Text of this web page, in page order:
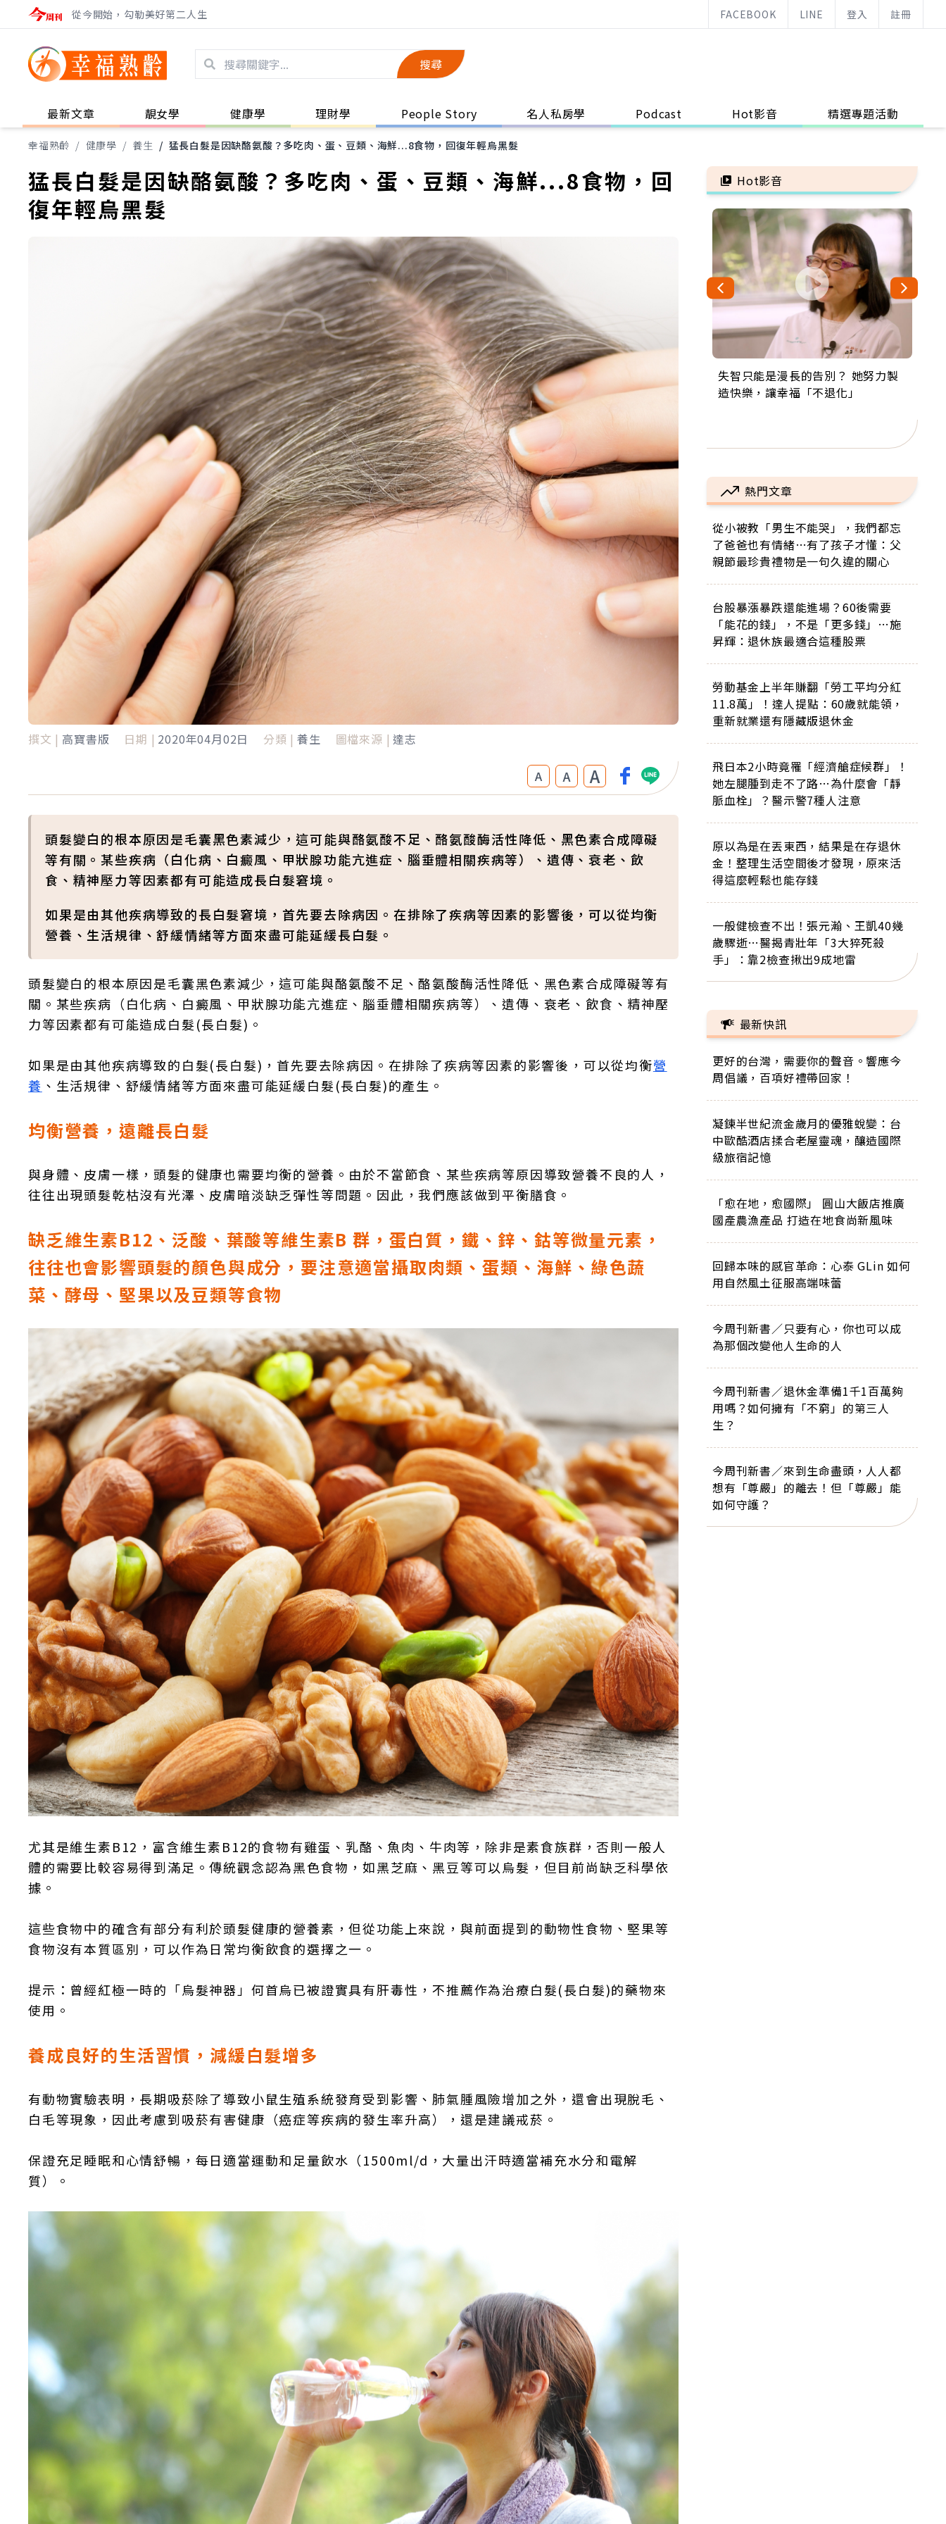
從今開始，勾勒美好第二人生 FACEBOOK LINE 登入 註冊
搜尋
最新文章 靚女學 健康學 理財學 People Story 名人私房學 Podcast Hot影音 精選專題活動
幸福熟齡 / 健康學 / 養生 / 猛長白髮是因缺酪氨酸？多吃肉、蛋、豆類、海鮮...8食物，回復年輕烏黑髮
猛長白髮是因缺酪氨酸？多吃肉、蛋、豆類、海鮮...8食物，回
復年輕烏黑髮
撰文 | 高寶書版 日期 | 2020年04月02日 分類 | 養生 圖檔來源 | 達志
A A A
頭髮變白的根本原因是毛囊黑色素減少，這可能與酪氨酸不足、酪氨酸酶活性降低、黑色素合成障礙
等有關。某些疾病（白化病、白癜風、甲狀腺功能亢進症、腦垂體相關疾病等）、遺傳、衰老、飲
食、精神壓力等因素都有可能造成長白髮窘境。
如果是由其他疾病導致的長白髮窘境，首先要去除病因。在排除了疾病等因素的影響後，可以從均衡
營養、生活規律、舒緩情緒等方面來盡可能延緩長白髮。
頭髮變白的根本原因是毛囊黑色素減少，這可能與酪氨酸不足、酪氨酸酶活性降低、黑色素合成障礙等有
關。某些疾病（白化病、白癜風、甲狀腺功能亢進症、腦垂體相關疾病等）、遺傳、衰老、飲食、精神壓
力等因素都有可能造成白髮(長白髮)。
如果是由其他疾病導致的白髮(長白髮)，首先要去除病因。在排除了疾病等因素的影響後，可以從均衡營
養 、生活規律、舒緩情緒等方面來盡可能延緩白髮(長白髮)的產生。
均衡營養，遠離長白髮
與身體、皮膚一樣，頭髮的健康也需要均衡的營養。由於不當節食、某些疾病等原因導致營養不良的人，
往往出現頭髮乾枯沒有光澤、皮膚暗淡缺乏彈性等問題。因此，我們應該做到平衡膳食。
缺乏維生素B12、泛酸、葉酸等維生素B 群，蛋白質，鐵、鋅、鈷等微量元素，
往往也會影響頭髮的顏色與成分，要注意適當攝取肉類、蛋類、海鮮、綠色蔬
菜、酵母、堅果以及豆類等食物
尤其是維生素B12，富含維生素B12的食物有雞蛋、乳酪、魚肉、牛肉等，除非是素食族群，否則一般人
體的需要比較容易得到滿足。傳統觀念認為黑色食物，如黑芝麻、黑豆等可以烏髮，但目前尚缺乏科學依
據。
這些食物中的確含有部分有利於頭髮健康的營養素，但從功能上來說，與前面提到的動物性食物、堅果等
食物沒有本質區別，可以作為日常均衡飲食的選擇之一。
提示：曾經紅極一時的「烏髮神器」何首烏已被證實具有肝毒性，不推薦作為治療白髮(長白髮)的藥物來
使用。
養成良好的生活習慣，減緩白髮增多
有動物實驗表明，長期吸菸除了導致小鼠生殖系統發育受到影響、肺氣腫風險增加之外，還會出現脫毛、
白毛等現象，因此考慮到吸菸有害健康（癌症等疾病的發生率升高），還是建議戒菸。
保證充足睡眠和心情舒暢，每日適當運動和足量飲水（1500ml/d，大量出汗時適當補充水分和電解
質）。
Hot影音
失智只能是漫長的告別？ 她努力製
造快樂，讓幸福「不退化」
來自剛果的巧克力神父 為台灣奉獻
36年 「台灣是我的家，我連作夢都
63歲卸矽谷副總、搬回台灣找快
樂！「蛋黃哥小丑」走進安養院，
104歲打破金氏世界紀錄 成為全球
最年長羽球選手，分享長壽的秘密
事業巔峰他選擇追夢…黑手阿伯拉
小提琴還登上小巨蛋！連CNN都大
熱門文章
從小被教「男生不能哭」，我們都忘
了爸爸也有情緒…有了孩子才懂：父
親節最珍貴禮物是一句久違的關心
台股暴漲暴跌還能進場？60後需要
「能花的錢」，不是「更多錢」…施
昇輝：退休族最適合這種股票
勞動基金上半年賺翻「勞工平均分紅
11.8萬」！達人提點：60歲就能領，
重新就業還有隱藏版退休金
飛日本2小時竟罹「經濟艙症候群」！
她左腿腫到走不了路…為什麼會「靜
脈血栓」？醫示警7種人注意
原以為是在丟東西，結果是在存退休
金！整理生活空間後才發現，原來活
得這麼輕鬆也能存錢
一般健檢查不出！張元瀚、王凱40幾
歲驟逝…醫揭青壯年「3大猝死殺
手」：靠2檢查揪出9成地雷
最新快訊
更好的台灣，需要你的聲音。響應今
周倡議，百項好禮帶回家！
凝鍊半世紀流金歲月的優雅蛻變：台
中歐酷酒店揉合老屋靈魂，釀造國際
級旅宿記憶
「愈在地，愈國際」 圓山大飯店推廣
國產農漁產品 打造在地食尚新風味
回歸本味的感官革命：心泰 GLin 如何
用自然風土征服高端味蕾
今周刊新書／只要有心，你也可以成
為那個改變他人生命的人
今周刊新書／退休金準備1千1百萬夠
用嗎？如何擁有「不窮」的第三人
生？
今周刊新書／來到生命盡頭，人人都
想有「尊嚴」的離去！但「尊嚴」能
如何守護？